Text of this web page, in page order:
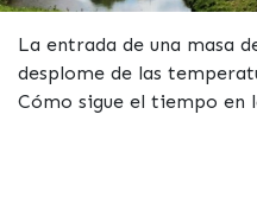
La entrada de una masa
desplome de las
Cómo sigue el tiempo en